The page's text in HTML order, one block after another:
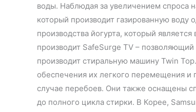
воды. Наблюдая за увеличением спроса
который производит газированную воду
производства йогурта, который
производит SafeSurge TV –
производит стиральную машину Twin
обеспечения их легкого перемещения и
случае перебоев. Они также оснащены
до полного цикла стирки. В Корее,